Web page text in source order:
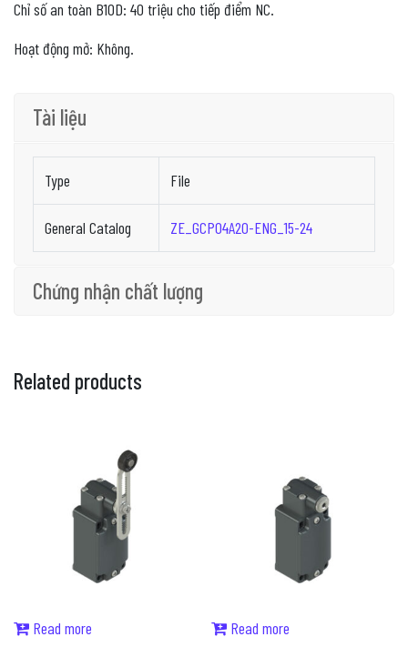
Chỉ số an toàn B10D: 40 triệu cho tiếp điểm NC.
Hoạt động mở: Không.
Tài liệu
Type File
General Catalog ZE_GCP04A20-ENG_15-24
Chứng nhận chất lượng
Related products
Read more
Read more